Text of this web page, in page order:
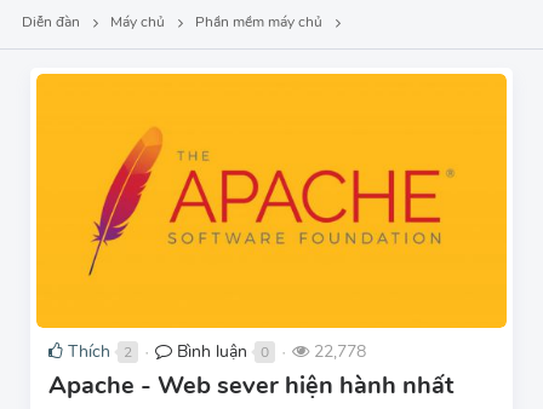
Diễn đàn Máy chủ Phần mềm máy chủ
Thích 2 ● Bình luận 0 ● 22,778
Apache - Web sever hiện hành nhất